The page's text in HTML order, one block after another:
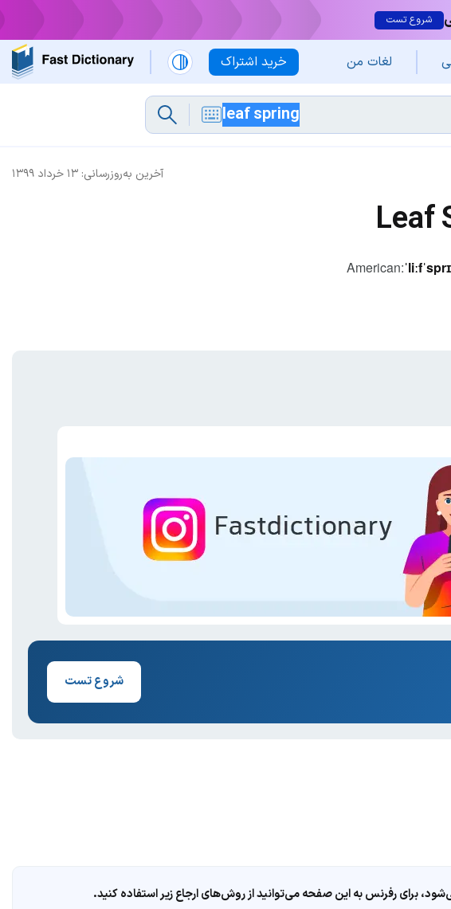
شروع تست
خرید اشتراک لغات من
آخرین به‌روزرسانی: ۱۳ خرداد ۱۳۹۹
Leaf
American:
شروع تست
برای رفرنس به این صفحه می‌توانید از روش‌های ارجاع زیر استفاده کنید.